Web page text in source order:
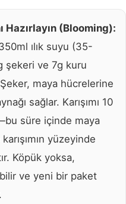
Hazırlayın (Blooming):
ılık suyu (35-
şekeri ve 7g kuru
maya hücrelerine
sağlar. Karışımı 10
süre içinde maya
yüzeyinde
Köpük yoksa,
ve yeni bir paket